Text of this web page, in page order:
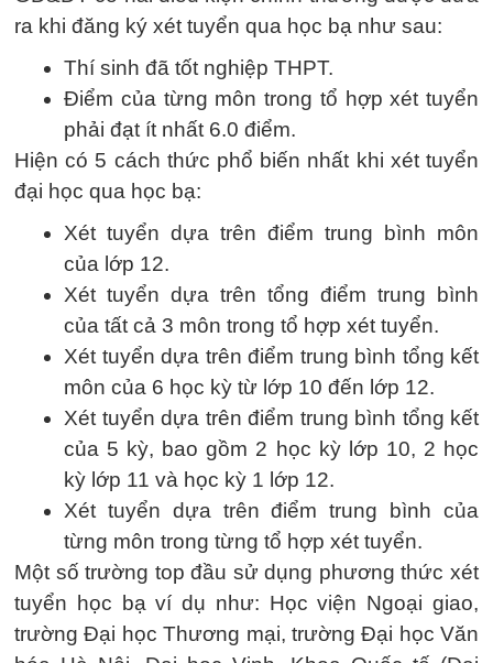
ra khi đăng ký xét tuyển qua học bạ như sau:
Thí sinh đã tốt nghiệp THPT.
Điểm của từng môn trong tổ hợp xét tuyển
phải đạt ít nhất 6.0 điểm.
Hiện có 5 cách thức phổ biến nhất khi xét tuyển
đại học qua học bạ:
Xét tuyển dựa trên điểm trung bình môn
của lớp 12.
Xét tuyển dựa trên tổng điểm trung bình
của tất cả 3 môn trong tổ hợp xét tuyển.
Xét tuyển dựa trên điểm trung bình tổng kết
môn của 6 học kỳ từ lớp 10 đến lớp 12.
Xét tuyển dựa trên điểm trung bình tổng kết
của 5 kỳ, bao gồm 2 học kỳ lớp 10, 2 học
kỳ lớp 11 và học kỳ 1 lớp 12.
Xét tuyển dựa trên điểm trung bình của
từng môn trong từng tổ hợp xét tuyển.
Một số trường top đầu sử dụng phương thức xét
tuyển học bạ ví dụ như: Học viện Ngoại giao,
trường Đại học Thương mại, trường Đại học Văn